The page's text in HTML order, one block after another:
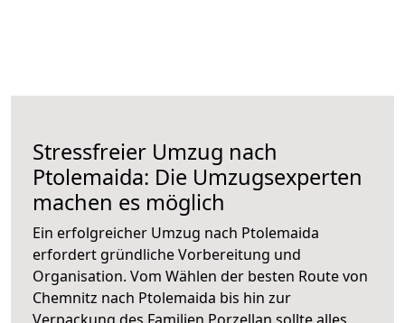
Stressfreier Umzug nach
Ptolemaida: Die Umzugsexperten
machen es möglich
Ein erfolgreicher Umzug nach Ptolemaida
erfordert gründliche Vorbereitung und
Organisation. Vom Wählen der besten Route von
Chemnitz nach Ptolemaida bis hin zur